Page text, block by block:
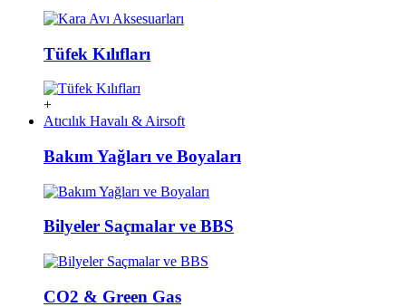
Tüfek Kılıfları
+
Atıcılık Havalı & Airsoft
Bakım Yağları ve Boyaları
Bilyeler Saçmalar ve BBS
CO2 & Green Gas